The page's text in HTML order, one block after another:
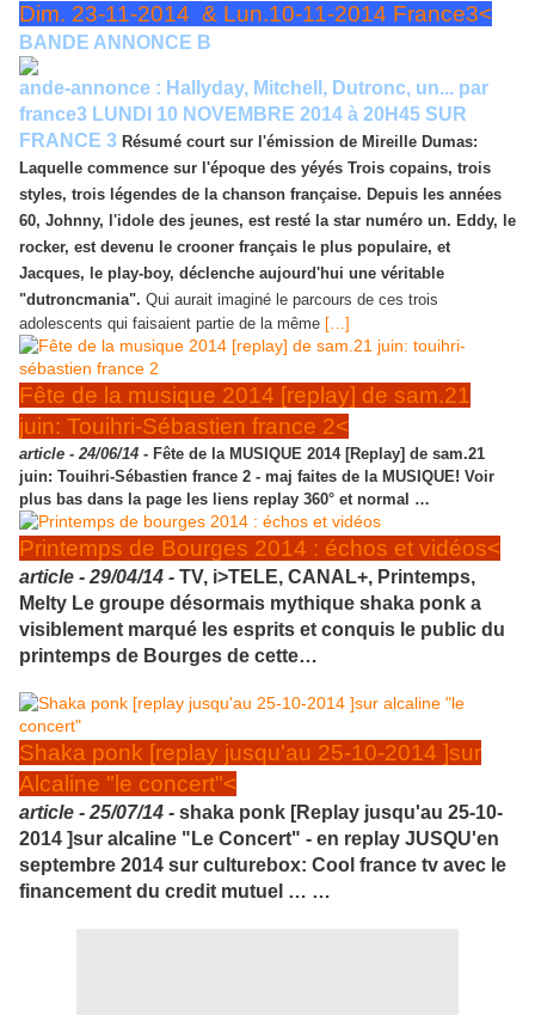
Dim. 23-11-2014 & Lun.10-11-2014 France3<
BANDE ANNONCE B
ande-annonce : Hallyday, Mitchell, Dutronc, un... par
france3 LUNDI 10 NOVEMBRE 2014 à 20H45 SUR
FRANCE 3 Résumé court sur l'émission de Mireille Dumas:
Laquelle commence sur l'époque des yéyés Trois copains, trois
styles, trois légendes de la chanson française. Depuis les années
60, Johnny, l'idole des jeunes, est resté la star numéro un. Eddy, le
rocker, est devenu le crooner français le plus populaire, et
Jacques, le play-boy, déclenche aujourd'hui une véritable
"dutroncmania". Qui aurait imaginé le parcours de ces trois
adolescents qui faisaient partie de la même […]
Fête de la musique 2014 [replay] de sam.21
juin: Touihri-Sébastien france 2<
article - 24/06/14 - Fête de la MUSIQUE 2014 [Replay] de sam.21
juin: Touihri-Sébastien france 2 - maj faites de la MUSIQUE! Voir
plus bas dans la page les liens replay 360° et normal …
Printemps de Bourges 2014 : échos et vidéos<
article - 29/04/14 - TV, i>TELE, CANAL+, Printemps,
Melty Le groupe désormais mythique shaka ponk a
visiblement marqué les esprits et conquis le public du
printemps de Bourges de cette…
Shaka ponk [replay jusqu'au 25-10-2014 ]sur
Alcaline "le concert"<
article - 25/07/14 - shaka ponk [Replay jusqu'au 25-10-
2014 ]sur alcaline "Le Concert" - en replay JUSQU'en
septembre 2014 sur culturebox: Cool france tv avec le
financement du credit mutuel … …